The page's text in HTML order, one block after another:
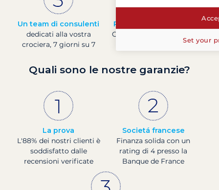
Un team di consulenti
dedicati alla vostra
crociera, 7 giorni su 7
Prezzi in tempo reale
Controllare i prezzi delle
barche in tempo reale
Quali sono le nostre garanzie?
La prova
L'88% dei nostri clienti è
soddisfatto dalle
recensioni verificate
Societá francese
Finanza solida con un
rating di 4 presso la
Banque de France
Set your